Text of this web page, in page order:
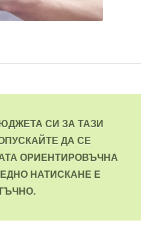
СИ ЗА ТАЗИ
ДА СЕ
ОРИЕНТИРОВЪЧНА
НАТИСКАНЕ Е